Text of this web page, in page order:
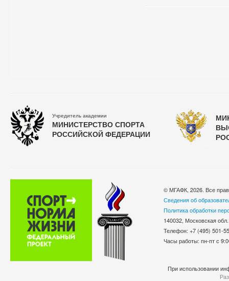
Учредитель академии
МИНИСТЕРСТВО СПОРТА
РОССИЙСКОЙ ФЕДЕРАЦИИ
© МГАФК, 2026. Все
Сведения об
Политика обработки
140032, Московская
Телефон: +7 (495)
Часы работы: пн-пт с
При использовании